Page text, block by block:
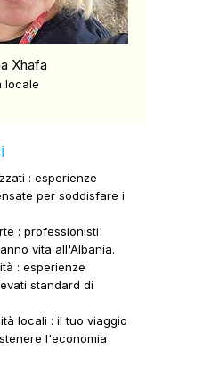
Xhafa
locale
: esperienze
per soddisfare i
: professionisti
vita all'Albania.
: esperienze
standard di
locali : il tuo viaggio
l'economia